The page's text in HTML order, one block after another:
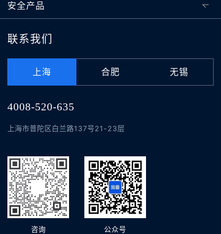
安全产品
联系我们
上海 合肥 无锡
4008-520-635
上海市普陀区白兰路137号21-23层
咨询 公众号